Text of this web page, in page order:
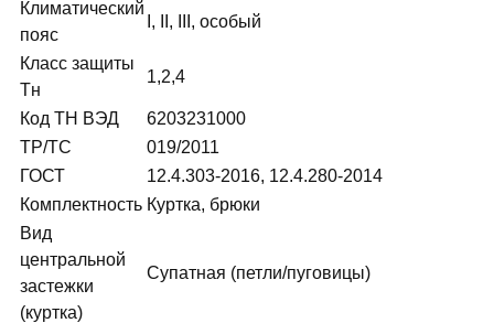
Климатический
пояс
I, II, III, особый
Класс защиты
Тн
1,2,4
Код ТН ВЭД
6203231000
ТР/ТС
019/2011
ГОСТ
12.4.303-2016, 12.4.280-2014
Комплектность Куртка, брюки
Вид
центральной
застежки
(куртка)
Супатная (петли/пуговицы)